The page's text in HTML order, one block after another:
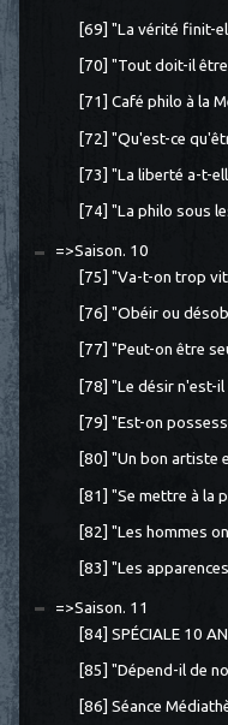
[69] "La vérité finit-
[70] "Tout doit-il
[71] Café philo à la
[72] "Qu'est-ce
[73] "La liberté a-t-
[74] "La philo sous
=>Saison. 10
[75] "Va-t-on trop
[76] "Obéir ou
[77] "Peut-on être
[78] "Le désir n'est-il
[79] "Est-on
[80] "Un bon artiste
[81] "Se mettre à la
[82] "Les hommes
[83] "Les
=>Saison. 11
[84] SPÉCIALE 10
[85] "Dépend-il de
[86] Séance